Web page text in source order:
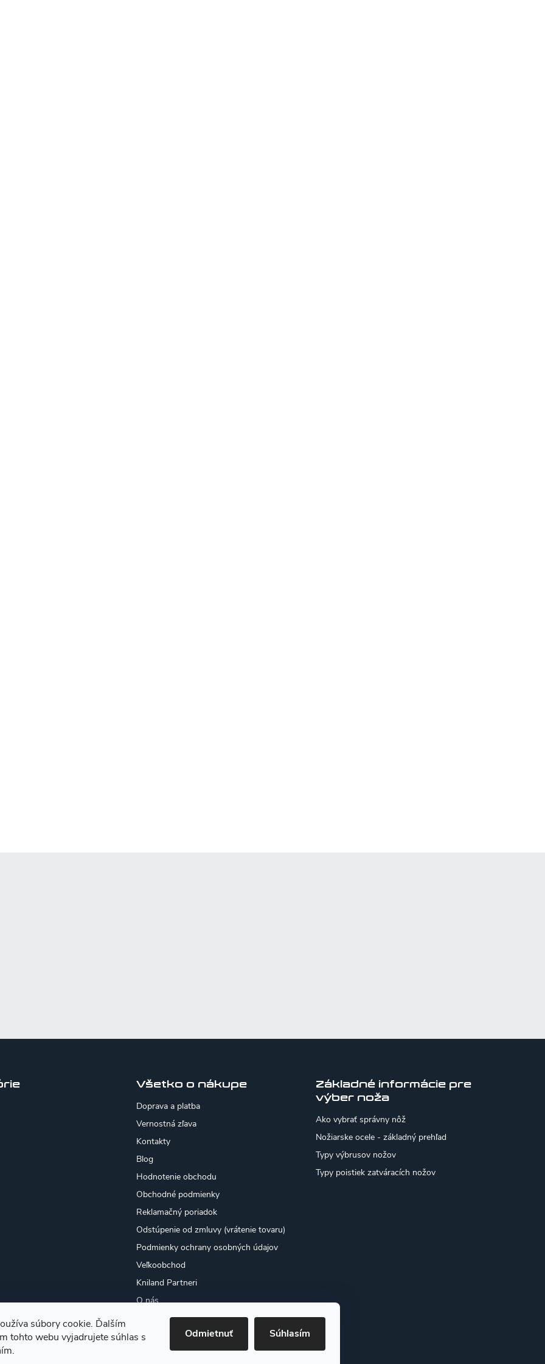
súbory cookie. Ďalším
tohto webu vyjadrujete súhlas s
Odmietnuť Súhlasím
Všetko o nákupe
Doprava a platba
Vernostná zľava
Kontakty
Blog
Hodnotenie obchodu
Obchodné podmienky
Reklamačný poriadok
Odstúpenie od zmluvy (vrátenie tovaru)
Podmienky ochrany osobných údajov
Veľkoobchod
Kniland Partneri
O nás
Osobný odber
Moja objednávka
Základné informácie pre
výber noža
Ako vybrať správny nôž
Nožiarske ocele - základný prehľad
Typy výbrusov nožov
Typy poistiek zatváracích nožov